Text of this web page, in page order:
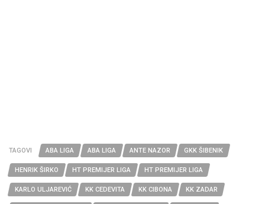
TAGOVI ABA LIGA ABA LIGA ANTE NAZOR GKK ŠIBENIK
HENRIK ŠIRKO HT PREMIJER LIGA HT PREMIJER LIGA
KARLO ULJAREVIĆ KK CEDEVITA KK CIBONA KK ZADAR